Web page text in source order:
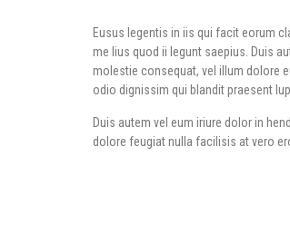
Eusus legentis in iis qui facit eorum
me lius quod ii legunt saepius. Duis
molestie consequat, vel illum dolore
odio dignissim qui blandit praesent
Duis autem vel eum iriure dolor in
dolore feugiat nulla facilisis at vero